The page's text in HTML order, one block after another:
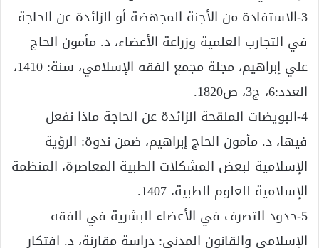
3-الاستفادة من الأجنة المجهضة أو الزائدة عن الحاجة
في التجارب العلمية وزراعة الأعضاء، د. مأمون الحاج
علي إبراهيم، مجلة مجمع الفقه الإسلامي، سنة: 1410،
العدد:6، ج3، ص1820.
4-البويضات الملقحة الزائدة عن الحاجة ماذا نفعل
فيها، د. مأمون الحاج إبراهيم، ضمن ندوة: الرؤية
الإسلامية لبعض المشكلات الطبية المعاصرة، المنظمة
الإسلامية للعلوم الطبية، 1407.
5-حدود التصرف في الأعضاء البشرية في الفقه
الإسلامي والقانون المدني: دراسة مقارنة، د. افتكار